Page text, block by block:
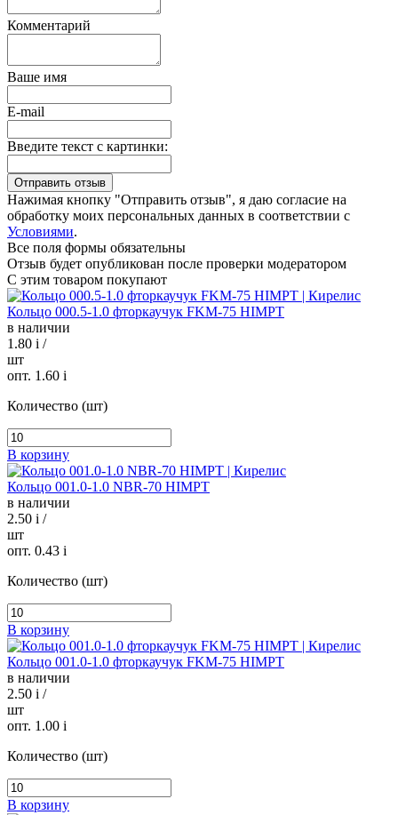
Комментарий
Ваше имя
E-mail
Введите текст с картинки:
Нажимая кнопку "Отправить отзыв", я даю согласие на
обработку моих персональных данных в соответствии с
Условиями.
Все поля формы обязательны
Отзыв будет опубликован после проверки модератором
С этим товаром покупают
Кольцо 000.5-1.0 фторкаучук FKM-75 HIMPT
в наличии
1.80 i /
шт
опт. 1.60 i
Количество (шт)
В корзину
Кольцо 001.0-1.0 NBR-70 HIMPT
в наличии
2.50 i /
шт
опт. 0.43 i
Количество (шт)
В корзину
Кольцо 001.0-1.0 фторкаучук FKM-75 HIMPT
в наличии
2.50 i /
шт
опт. 1.00 i
Количество (шт)
В корзину